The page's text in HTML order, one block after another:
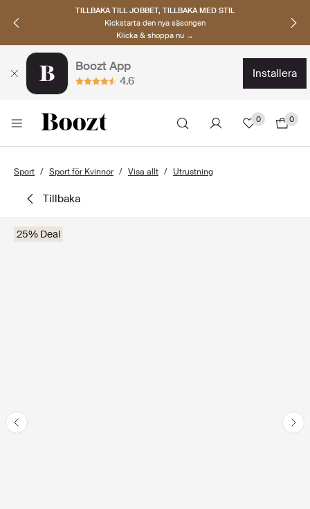
TILLBAKA TILL JOBBET, TILLBAKA MED STIL
Kickstarta den nya säsongen
Klicka & shoppa nu →
Boozt App
4.6
installera
0 0
Sport Sport för Kvinnor Visa allt Utrustning
tillbaka
25% Deal